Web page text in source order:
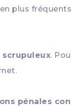
plus
.
pénales